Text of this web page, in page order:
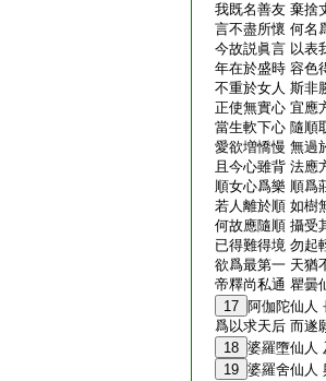
我既名善友 棄捨
言不盡所懷 何名
今故説眞言 以表
年在於盛時 容色
不重於女人 斯非
正使無實心 宜應
當生軟下心 隨順
愛欲増憍慢 無過
且今心雖背 法應
順女心爲樂 順爲
若人離於順 如樹
何故應隨順 攝受
已得難得境 勿起
欲爲最第一 天猶
帝釋尚私通 瞿曇
17 阿伽陀仙人
爲以求天后 而遂
18 婆羅墮仙人
19 婆羅舍仙人